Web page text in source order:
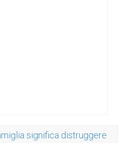
significa distruggere